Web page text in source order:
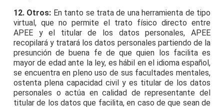
12. Otros: En tanto se trata de una herramienta de tipo
virtual, que no permite el trato físico directo entre
APEE y el titular de los datos personales, APEE
recopilará y tratará los datos personales partiendo de la
presunción de buena fe de que quien los facilita es
mayor de edad ante la ley, es hábil en el idioma español,
se encuentra en pleno uso de sus facultades mentales,
ostenta plena capacidad civil y es titular de los datos
personales o actúa en calidad de representante del
titular de los datos que facilita, en caso de que sean de